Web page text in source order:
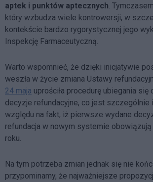
aptek i punktów aptecznych.
który wzbudza wiele kontrowersji, w
kontekście bardzo rygorystycznej jego
Inspekcję Farmaceutyczną.
Warto wspomnieć, że dzięki inicjatywie
weszła w życie zmiana Ustawy
24 maja uprościła procedurę ubiegania się
decyzje refundacyjne, co jest szczególnie
względu na fakt, iż pierwsze wydane
refundacja w nowym systemie
roku.
Na tym potrzeba zmian jednak się nie
przypominamy, że najważniejsze